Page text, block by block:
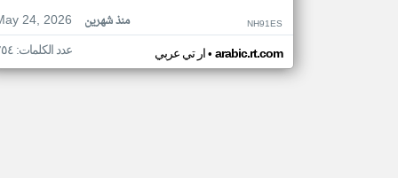
24, 2026
منذ شهرين NH91ES
ار تي عربي• arabic.rt.com عدد الكلمات: ٢٥٤